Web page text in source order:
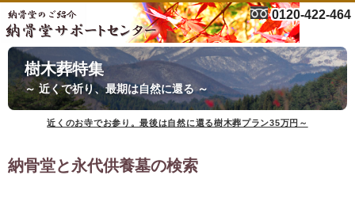
0120-422-464
樹木葬特集
～ 近くで祈り、最期は自然に還る ～
近くのお寺でお参り。最後は自然に還る樹木葬プラン35万円～
納骨堂と永代供養墓の検索